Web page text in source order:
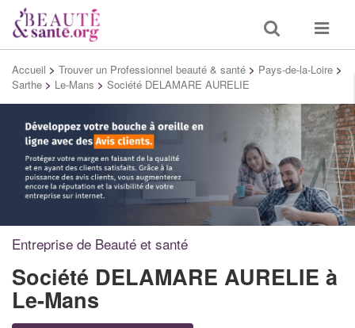
Toggle
search
Toggle
Accueil > Trouver un Professionnel beauté & santé > Pays-de-la-Loire >
Sarthe > Le-Mans > Société DELAMARE AURELIE
Entreprise de Beauté et santé
Société DELAMARE AURELIE à
Le-Mans